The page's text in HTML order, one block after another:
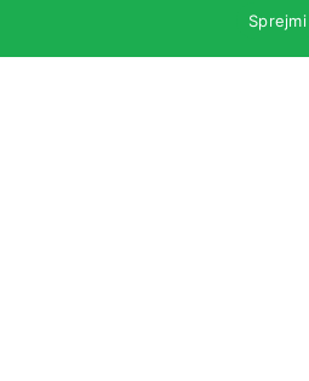
narocnina@zdrave-novice.si
Sprejmi